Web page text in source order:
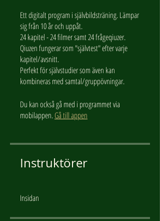
Ett digitalt program i självbildsträning. Lämpar
sig från 10 år och uppåt.
24 kapitel - 24 filmer samt 24 frågeqiuzer.
Qiuzen fungerar som "självtest" efter varje
kapitel/avsnitt.
Perfekt för självstudier som även kan
kombineras med samtal/gruppövningar.
Du kan också gå med i programmet via
mobilappen.Gå till appen
Instruktörer
Insidan